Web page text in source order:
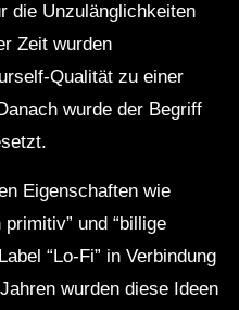
die Unzulänglichkeiten
Zeit wurden
Qualität zu einer
wurde der Begriff
Eigenschaften wie
und “billige
“Lo-Fi” in Verbindung
wurden diese Ideen